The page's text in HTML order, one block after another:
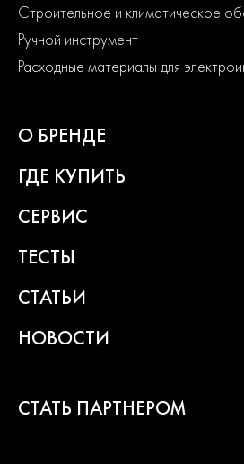
Строительное и климатическое
Ручной инструмент
Расходные материалы для
О БРЕНДЕ
ГДЕ КУПИТЬ
СЕРВИС
ТЕСТЫ
СТАТЬИ
НОВОСТИ
СТАТЬ ПАРТНЕРОМ